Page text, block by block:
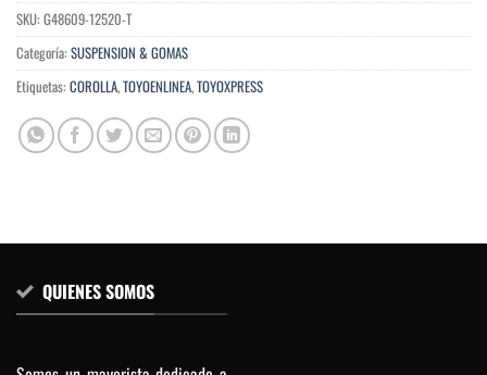
SKU: G48609-12520-T
Categoría: SUSPENSION & GOMAS
Etiquetas: COROLLA,TOYOENLINEA,TOYOXPRESS
QUIENES SOMOS